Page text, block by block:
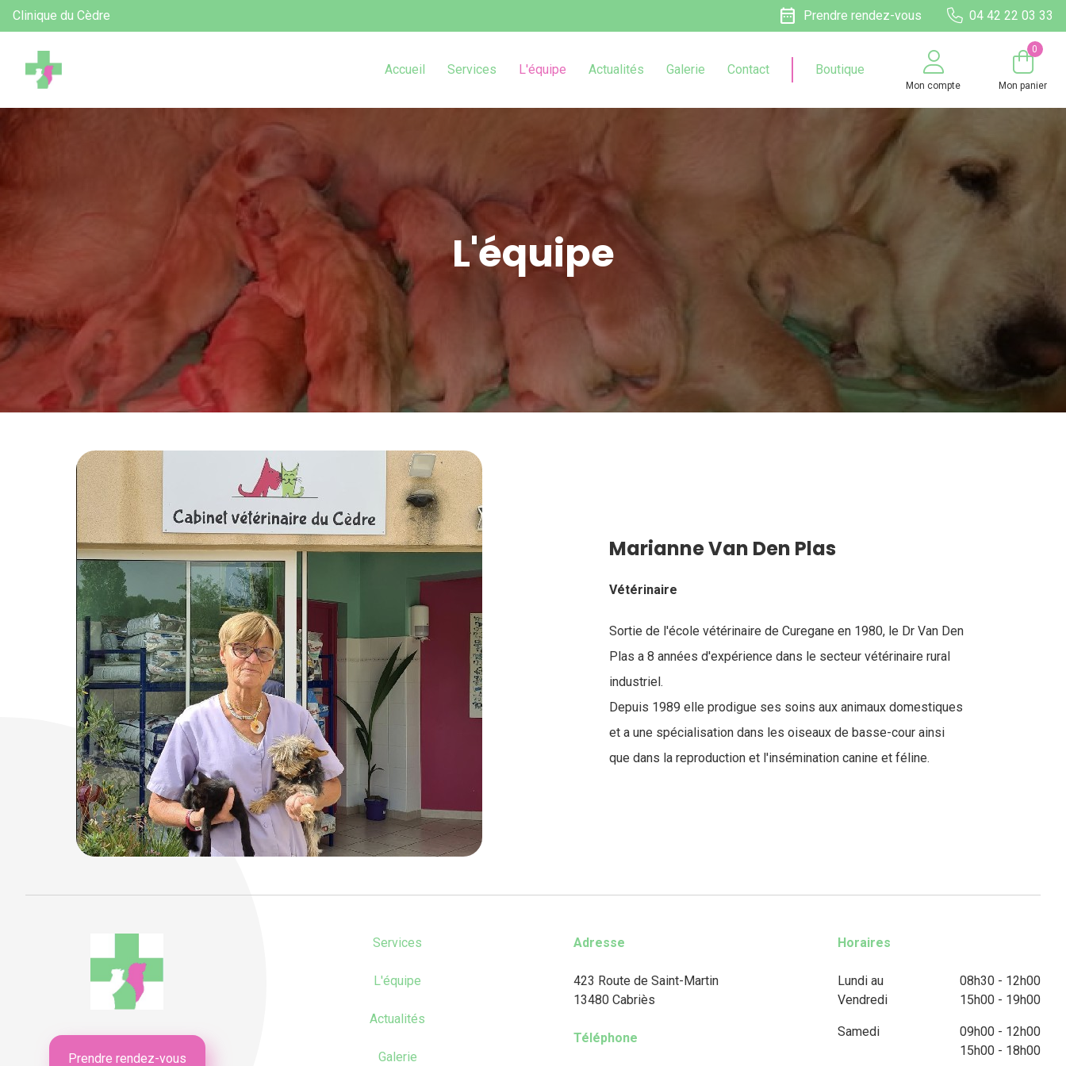
Clinique du Cèdre date_range Prendre rendez-vous 04 42 22 03 33
Accueil Services L'équipe Actualités Galerie Contact Boutique
Mon compte
0
Mon panier
L'équipe
Marianne Van Den Plas
Vétérinaire
Sortie de l'école vétérinaire de Curegane en 1980, le Dr Van Den
Plas a 8 années d'expérience dans le secteur vétérinaire rural
industriel.
Depuis 1989 elle prodigue ses soins aux animaux domestiques
et a une spécialisation dans les oiseaux de basse-cour ainsi
que dans la reproduction et l'insémination canine et féline.
Prendre rendez-vous
Services
L'équipe
Actualités
Galerie
Adresse
423 Route de Saint-Martin
13480 Cabriès
Téléphone
Horaires
Lundi au
Vendredi
08h30 - 12h00
15h00 - 19h00
Samedi
09h00 - 12h00
15h00 - 18h00